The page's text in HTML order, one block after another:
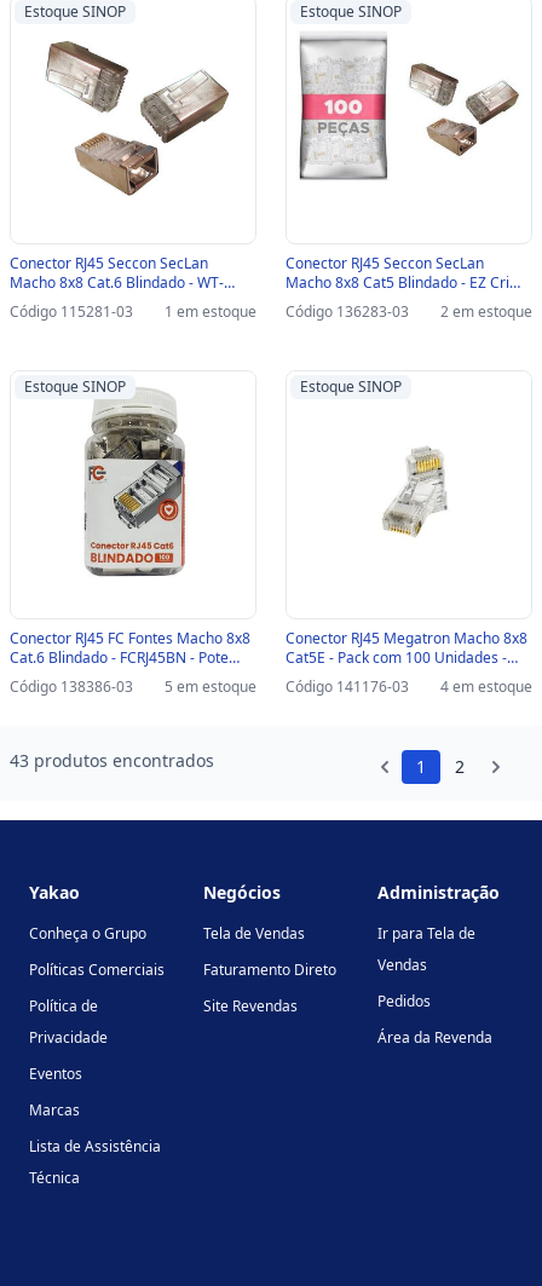
Estoque SINOP
Conector RJ45 Seccon SecLan
Macho 8x8 Cat.6 Blindado - WT-
6066-SOLID - Pacote com 100
unidades-SINOP-03 - WT-6066-
Código 115281-03 1 em estoque
Estoque SINOP
Conector RJ45 Seccon SecLan
Macho 8x8 Cat5 Blindado - EZ Crimp
de Passagem Vazado - WT-6087-A -
Pacote com 100 unidades-SINOP-03
Código 136283-03 2 em estoque
Estoque SINOP
Conector RJ45 FC Fontes Macho 8x8
Cat.6 Blindado - FCRJ45BN - Pote
com 100 unidades-SINOP-03 -
FCRJ45BN
Código 138386-03 5 em estoque
Estoque SINOP
Conector RJ45 Megatron Macho 8x8
Cat5E - Pack com 100 Unidades -
902-SINOP-03 - 902
Código 141176-03 4 em estoque
43 produtos encontrados 1 2
Yakao
Conheça o Grupo
Políticas Comerciais
Política de
Privacidade
Eventos
Marcas
Lista de Assistência
Técnica
Negócios
Tela de Vendas
Faturamento Direto
Site Revendas
Administração
Ir para Tela de
Vendas
Pedidos
Área da Revenda